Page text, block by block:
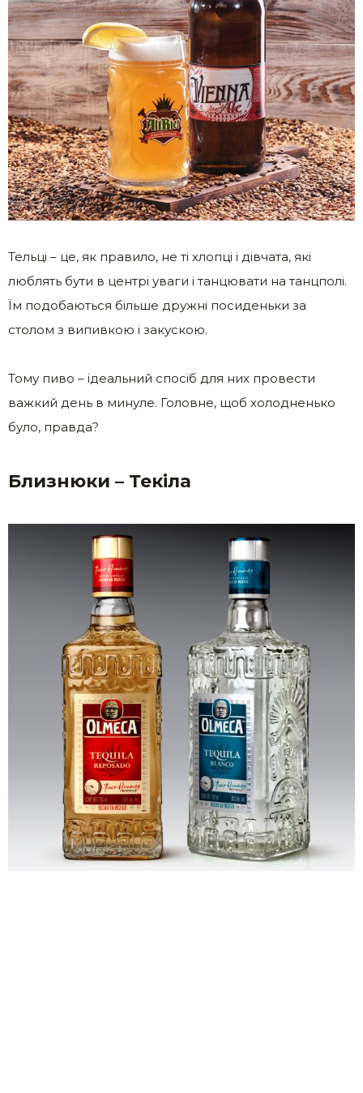
Тельці – це, як правило, не ті хлопці і дівчата, які
люблять бути в центрі уваги і танцювати на танцполі.
Їм подобаються більше дружні посиденьки за
столом з випивкою і закускою.
Тому пиво – ідеальний спосіб для них провести
важкий день в минуле. Головне, щоб холодненько
було, правда?
Близнюки – Текіла